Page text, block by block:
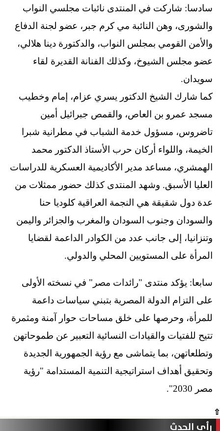
سادسا: شاركت في المنتدى نائبات مجلسي النواب
والشورى، وهن النائبة مي كرم جبر، عضو لجنة الدفاع
والأمن القومي بمجلس النواب، والدكتورة دينا هلالي،
عضو مجلس الشيوخ، وكذلك الفنانة القديرة لقاء
سويدان.
كما شارك الشيخ الدكتور يسري عزام، إمام وخطيب
مسجد عمرو بن العاص، والقمص جبرائيل أمين
تاضروس، مسؤول خدمة الشباب في مطرانية شبرا
الخيمة، واللواء أركان حرب الأستاذ الدكتور محمد
الهمشري، مساعد مدير الأكاديمية العسكرية للدراسات
العليا الأسبق. وشهد المنتدى كذلك حضور ممثلات من
عدة دول شقيقة هي النجمة العراقية كلوديا حنا
والسودان وجنوب السودان والمغرب والجزائر واليمن
وتنزانيا، إلى جانب عدد من الكوادر الداعمة لقضايا
المرأة على المستويين المحلي والدولي.
سابعا: يؤكد منتدى "رائدات مصر" في نسخته الأولى
على التزام الدولة المصرية بتبني سياسات داعمة
للمرأة، وحرصها على خلق مساحات حوار آمنة ومثمرة
تتيح للفتيات والقيادات النسائية التعبير عن طموحاتهن
وتطلعاتهن، بما يتماشى مع رؤية الجمهورية الجديدة
وتحقيق أهداف استراتيجية التنمية المستدامة "رؤية
مصر 2030".
⇧
رأي الحدث